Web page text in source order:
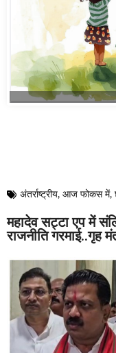
अंतर्राष्ट्रीय, आज फोकस में,
महादेव सट्टा एप में
राजनीति गरमाई..गृह